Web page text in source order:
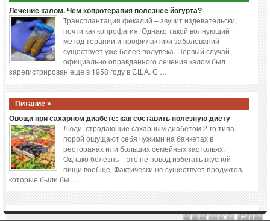
Лечение калом. Чем копротерапия полезнее йогурта?
Трансплантация фекалий – звучит издевательски,
почти как копрофагия. Однако такой волнующий
метод терапии и профилактики заболеваний
существует уже более полувека. Первый случай
официально оправданного лечения калом был
зарегистрирован еще в 1958 году в США. С …
Питание »
Овощи при сахарном диабете: как составить полезную диету
Люди, страдающие сахарным диабетом 2-го типа
порой ощущают себя чужими на банкетах в
ресторанах или больших семейных застольях.
Однако болезнь – это не повод избегать вкусной
пищи вообще. Фактически не существует продуктов,
которые были бы …